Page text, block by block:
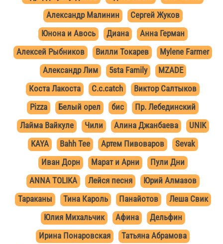
Александр Малинин
Сергей Жуков
Юнона и Авось
Диана
Анна Герман
Алексей Рыбников
Вилли Токарев
Mylene Farmer
Александр Лим
5sta Family
MZADE
Коста Лакоста
C.c.catch
Виктор Салтыков
Pizza
Белый орел бис
Пр. Лебединский
Лайма Вайкуле
Чили Алина Джанбаева
UNIK
KAYA
Bahh Tee Артем Пивоваров
Sevak
Иван Дорн
Марат и Арни
Пули Дни
ANNA TOLIKA
Лейся песня
Юрий Алмазов
Тараканы
Тина Кароль Панайотов
Леша Свик
Юлия Михальчик
Афина
Дельфин
Ирина Понаровская
Татьяна Абрамова